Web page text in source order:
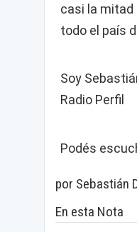
casi la
todo el país
Soy
Radio Perfil
Podés
por Sebastián
En esta Nota